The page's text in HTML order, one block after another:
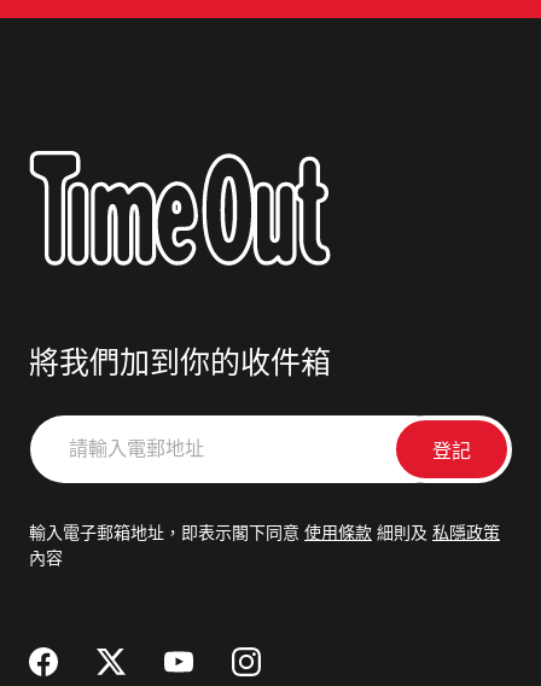
將我們加到你的收件箱
請
輸
郵
輸入電子郵箱地址，即表示閣下同意 使用條款 細則及 私隱政策
內容